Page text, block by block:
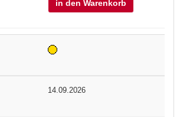
in den Warenkorb
14.09.2026